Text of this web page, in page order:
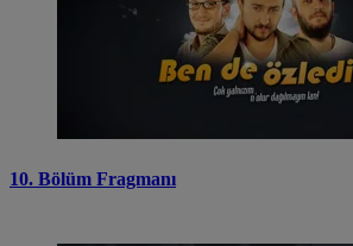
10. Bölüm Fragmanı